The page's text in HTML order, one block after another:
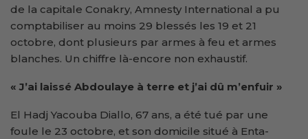
de la capitale Conakry, Amnesty International a pu
comptabiliser au moins 29 blessés les 19 et 21
octobre, dont plusieurs par armes à feu et armes
blanches. Un chiffre là-encore non exhaustif.
« J’ai laissé Abdoulaye à terre et j’ai dû m’enfuir »
El Hadj Yacouba Diallo, 67 ans, a été tué par une
foule le 23 octobre, et son domicile situé à Enta-